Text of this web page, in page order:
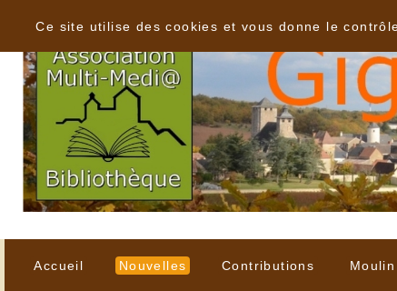
Accueil Nouvelles Contributions
Ce site utilise des cookies et vous donne le